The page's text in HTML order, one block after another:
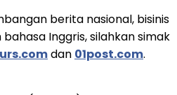
berita nasional, bisinis
Inggris, silahkan simak
dan 01post.com.